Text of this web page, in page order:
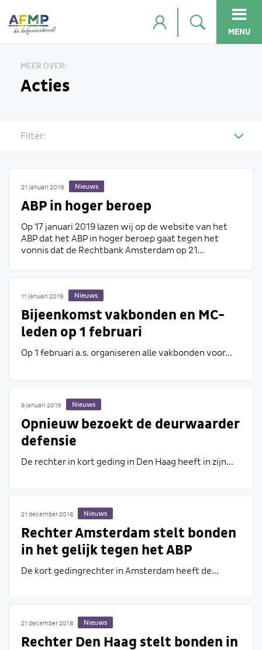
MENU
MEER OVER:
Acties
Filter:
21 januari 2019 Nieuws
ABP in hoger beroep
Op 17 januari 2019 lazen wij op de website van het
ABP dat het ABP in hoger beroep gaat tegen het
vonnis dat de Rechtbank Amsterdam op 21...
11 januari 2019 Nieuws
Bijeenkomst vakbonden en MC-
leden op 1 februari
Op 1 februari a.s. organiseren alle vakbonden voor...
8 januari 2019 Nieuws
Opnieuw bezoekt de deurwaarder
defensie
De rechter in kort geding in Den Haag heeft in zijn...
21 december 2018 Nieuws
Rechter Amsterdam stelt bonden
in het gelijk tegen het ABP
De kort gedingrechter in Amsterdam heeft de...
21 december 2018 Nieuws
Rechter Den Haag stelt bonden in